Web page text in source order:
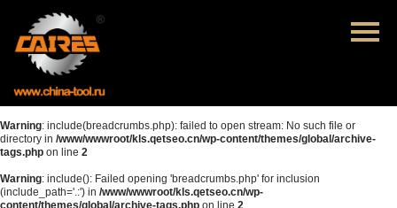
Главная
Продукция
О нас
Контакты
Warning: include(breadcrumbs.php): failed to open stream: No such file or
directory in /www/wwwroot/kls.qetseo.cn/wp-content/themes/global/archive-
tags.php on line 2
Warning: include(): Failed opening 'breadcrumbs.php' for inclusion
(include_path='.:') in /www/wwwroot/kls.qetseo.cn/wp-
content/themes/global/archive-tags.php on line 2